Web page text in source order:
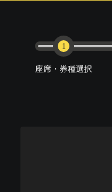
1
座席・券種選択